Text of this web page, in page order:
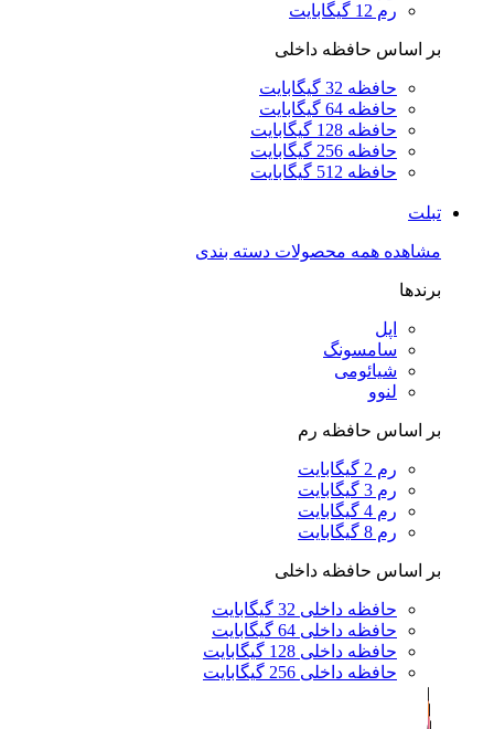
رم 12 گیگابایت
بر اساس حافظه داخلی
حافظه 32 گیگابایت
حافظه 64 گیگابایت
حافظه 128 گیگابایت
حافظه 256 گیگابایت
حافظه 512 گیگابایت
تبلت
مشاهده همه محصولات دسته بندی
برندها
اپل
سامسونگ
شیائومی
لنوو
بر اساس حافظه رم
رم 2 گیگابایت
رم 3 گیگابایت
رم 4 گیگابایت
رم 8 گیگابایت
بر اساس حافظه داخلی
حافظه داخلی 32 گیگابایت
حافظه داخلی 64 گیگابایت
حافظه داخلی 128 گیگابایت
حافظه داخلی 256 گیگابایت